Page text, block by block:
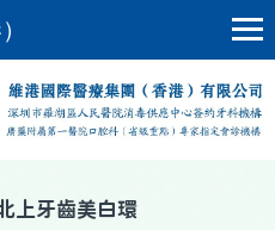
上牙齒美白環